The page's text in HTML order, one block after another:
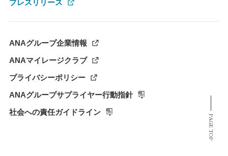
PAGE TOP
プレスリリース
ANAグループ企業情報
ANAマイレージクラブ
プライバシーポリシー
ANAグループサプライヤー行動指針
社会への責任ガイドライン